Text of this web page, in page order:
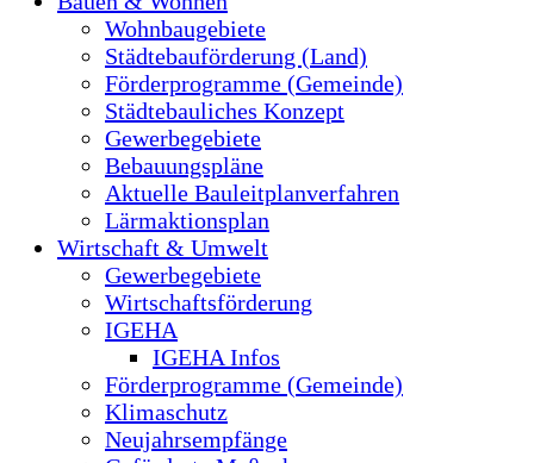
Wohnbaugebiete
Städtebauförderung (Land)
Förderprogramme (Gemeinde)
Städtebauliches Konzept
Gewerbegebiete
Bebauungspläne
Aktuelle Bauleitplanverfahren
Lärmaktionsplan
Wirtschaft & Umwelt
Gewerbegebiete
Wirtschaftsförderung
IGEHA
IGEHA Infos
Förderprogramme (Gemeinde)
Klimaschutz
Neujahrsempfänge